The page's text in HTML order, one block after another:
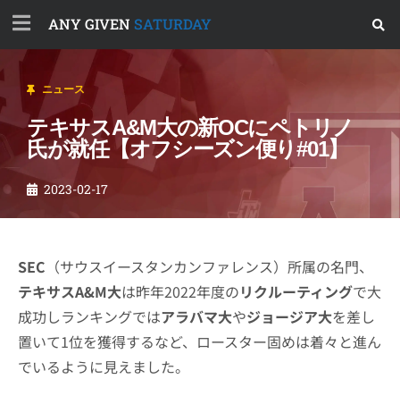
ANY GIVEN SATURDAY
ニュース
テキサスA&M大の新OCにペトリノ
氏が就任【オフシーズン便り#01】
2023-02-17
SEC （サウスイースタンカンファレンス）所属の名門、
テキサスA&M大は昨年2022年度のリクルーティングで大
成功しランキングではアラバマ大やジョージア大を差し
置いて1位を獲得するなど、ロースター固めは着々と進ん
でいるように見えました。